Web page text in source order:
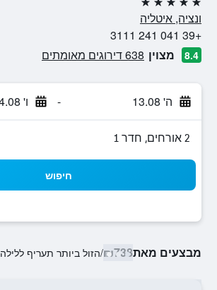
5 כוכבים
ונציה, איטליה
+39 041 241 3111
8.4 מצוין 638 דירוגים מאומתים
ה' 13.08 - ו' 14.08
2 אורחים, חדר 1
חיפוש
מבצעים מאת₪738
/הזול ביותר תעריף ללילה